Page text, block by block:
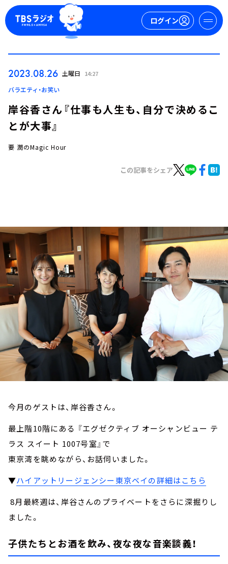
ログイン
ログイン
お知らせ
イベント・グッズ
YouTube
会社情報
2023.08.26 土曜日 14:27
バラエティ・お笑い
岸谷香さん『仕事も人生も、自分で決めるこ
とが大事』
要 潤のMagic Hour
この記事をシェア
今月のゲストは、岸谷香さん。
最上階10階にある 『エグゼクティブ オーシャンビュー テ
ラス スイート 1007号室』で
東京湾を眺めながら、お話伺いました。
▼ハイアットリージェンシー東京ベイの詳細はこちら
8月最終週は、岸谷さんのプライベートをさらに深掘りし
ました。
子供たちとお酒を飲み、夜な夜な音楽談義！